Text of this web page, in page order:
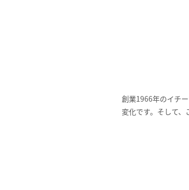
創業1966年のイチ
変化です。そして、